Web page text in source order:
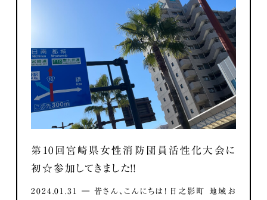
第10回宮崎県女性消防団員活性化大会に
初☆参加してきました！！
2024.01.31 ― 皆さん、こんにちは！ 日之影町 地域お